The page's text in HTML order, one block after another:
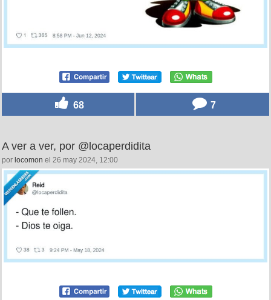
68 7
A ver a ver, por @locaperdidita
por locomon el 26 may 2024, 12:00